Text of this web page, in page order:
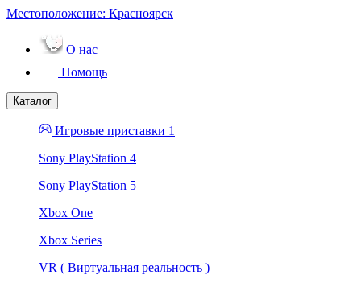
Местоположение: Красноярск
О нас
Помощь
Каталог
Игровые приставки 1
Sony PlayStation 4
Sony PlayStation 5
Xbox One
Xbox Series
VR ( Виртуальная реальность )